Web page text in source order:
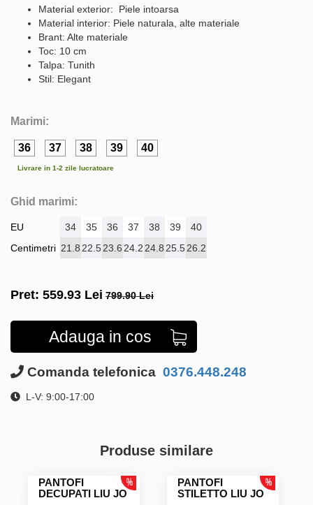
Material exterior: Piele intoarsa
Material interior: Piele naturala, alte materiale
Brant: Alte materiale
Toc: 10 cm
Talpa: Tunith
Stil: Elegant
Marimi:
36 37 38 39 40
Livrare in 1-2 zile lucratoare
Ghid marimi:
EU
Centimetri
34 35 36 37 38 39
40
21.8 22.523.6 24.2 24.8 25.526.2
Pret: 559.93 Lei 799.90 Lei
Adauga in cos
Comanda telefonica 0376.448.248
L-V: 9:00-17:00
Produse similare
PANTOFI
DECUPATI LIU JO
PANTOFI
STILETTO LIU JO